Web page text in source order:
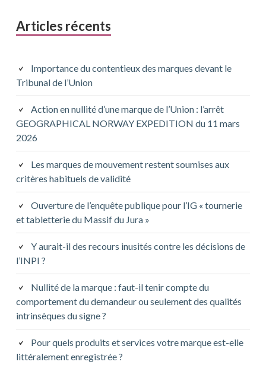
Articles récents
Importance du contentieux des marques devant le
Tribunal de l’Union
Action en nullité d’une marque de l’Union : l’arrêt
GEOGRAPHICAL NORWAY EXPEDITION du 11 mars
2026
Les marques de mouvement restent soumises aux
critères habituels de validité
Ouverture de l’enquête publique pour l’IG « tournerie
et tabletterie du Massif du Jura »
Y aurait-il des recours inusités contre les décisions de
l’INPI ?
Nullité de la marque : faut-il tenir compte du
comportement du demandeur ou seulement des qualités
intrinsèques du signe ?
Pour quels produits et services votre marque est-elle
littéralement enregistrée ?